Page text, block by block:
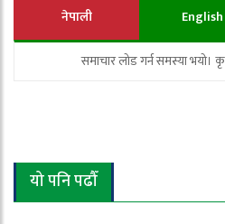
नेपाली English
समाचार लोड गर्न समस्या भयो।
यो पनि पढौँ